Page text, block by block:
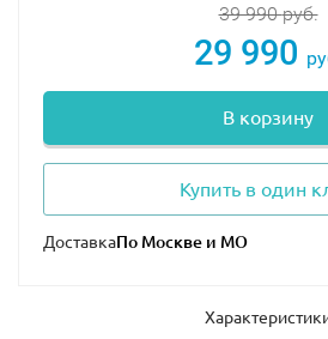
39 990руб.
29 990
В корзину
Купить в один
Доставка